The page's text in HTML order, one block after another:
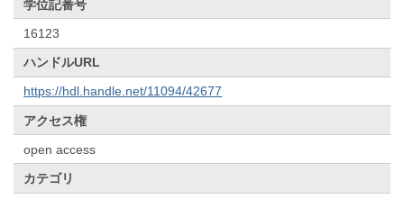
学位記番号
16123
ハンドルURL
https://hdl.handle.net/11094/42677
アクセス権
open access
カテゴリ